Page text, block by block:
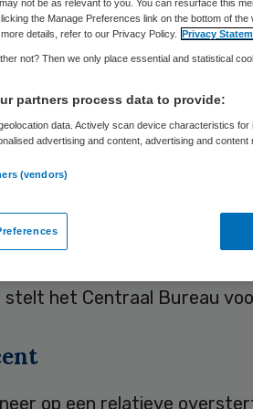
Skipr Redactie 15 mei 2020,12:58
uitbraak van het coronavirus
meer mensen
Dat meldt het CBS.
bijna 36.000
stelt het Centraal Bureau
op een relatieve
not be as relevant to you. You can resurface this
the Manage Preferences link on the bottom of
details, refer to our Privacy Policy. Privacy
not? Then we only place essential and statistical
partners process data to provide:
data. Actively scan device characteristics
advertising and content, advertising and
(vendors)